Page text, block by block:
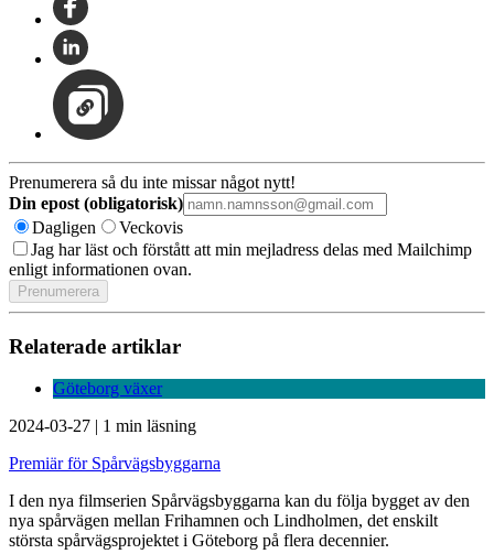
Prenumerera så du inte missar något nytt!
Din epost (obligatorisk)
Dagligen
Veckovis
Jag har läst och förstått att min mejladress delas med Mailchimp
enligt informationen ovan.
Relaterade artiklar
Göteborg växer
2024-03-27 | 1 min läsning
Premiär för Spårvägsbyggarna
I den nya filmserien Spårvägsbyggarna kan du följa bygget av den
nya spårvägen mellan Frihamnen och Lindholmen, det enskilt
största spårvägsprojektet i Göteborg på flera decennier.